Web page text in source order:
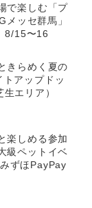
で楽しむ「プ
ッセ群馬」
8/15〜16
きらめく夏の
アップドッ
エリア）
楽しめる参加
級ペットイベ
ずほPayPay